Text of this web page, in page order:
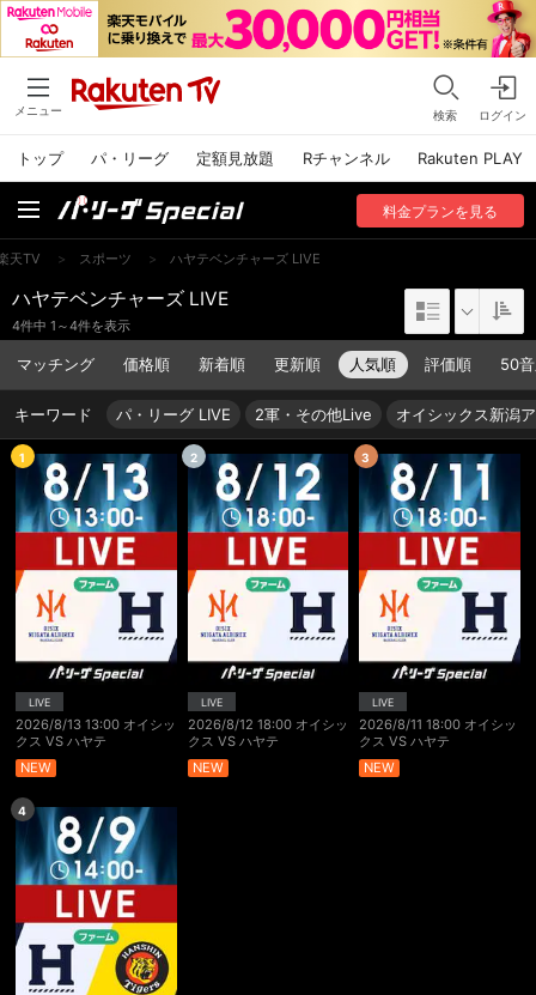
メニュー 検索 ログイン
トップ パ・リーグ 定額見放題 Rチャンネル Rakuten PLAY
料金プランを見る
天TV > スポーツ > ハヤテベンチャーズ LIVE
ハヤテベンチャーズ LIVE
4件中 1～4件を表示
マッチング 価格順 新着順 更新順 人気順 評価順 50
キーワード パ・リーグ LIVE 2軍・その他Live オイシックス新潟
LIVE
1
2026/8/13 13:00 オイシッ
クス VS ハヤテ
NEW
LIVE
2
2026/8/12 18:00 オイシッ
クス VS ハヤテ
NEW
LIVE
3
2026/8/11 18:00 オイシッ
クス VS ハヤテ
NEW
4